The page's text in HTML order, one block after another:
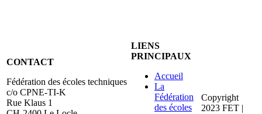
CONTACT
Fédération des écoles techniques
c/o CPNE-TI-K
Rue Klaus 1
LIENS
PRINCIPAUX
Accueil
La
Fédération
des écoles
Copyright
2023 FET |